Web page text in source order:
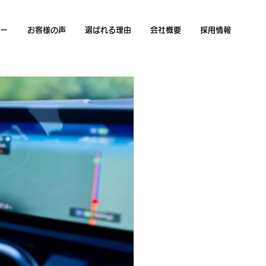
お客様の声 選ばれる理由 会社概要 採用情報